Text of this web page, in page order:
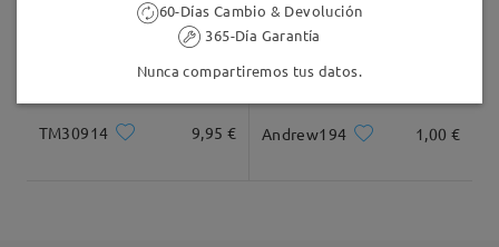
TM30914 9,95 € Andrew194 1,00 €
60-Días Cambio & Devolución
365-Día Garantía
Nunca compartiremos tus datos.